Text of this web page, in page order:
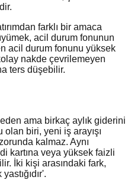
farklı bir amaca
acil durum fonunun
acil durum fonunu yüksek
nakde çevrilemeyen
ters düşebilir.
ama birkaç aylık giderini
biri, yeni iş arayışı
kalmaz. Aynı
kartına veya yüksek faizli
İki kişi arasındaki fark,